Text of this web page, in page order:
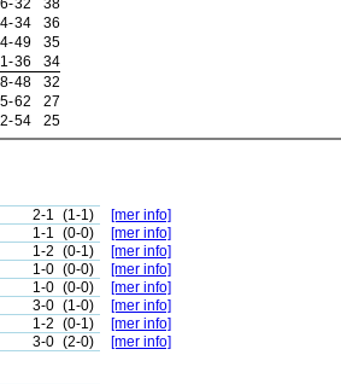
-32
38
-34
36
-49
35
-36
34
-48
32
-62
27
-54 25
2-1 (1-1)
[mer info]
1-1 (0-0)
[mer info]
1-2 (0-1)
[mer info]
1-0 (0-0)
[mer info]
1-0 (0-0)
[mer info]
3-0 (1-0)
[mer info]
1-2 (0-1)
[mer info]
3-0 (2-0) [mer info]